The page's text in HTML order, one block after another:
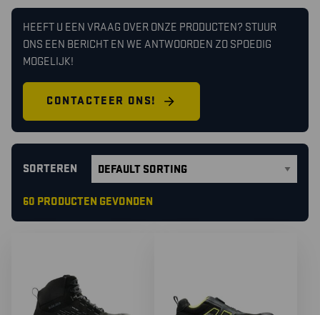
HEEFT U EEN VRAAG OVER ONZE PRODUCTEN? STUUR
ONS EEN BERICHT EN WE ANTWOORDEN ZO SPOEDIG
MOGELIJK!
CONTACTEER ONS!
SORTEREN
60 PRODUCTEN GEVONDEN